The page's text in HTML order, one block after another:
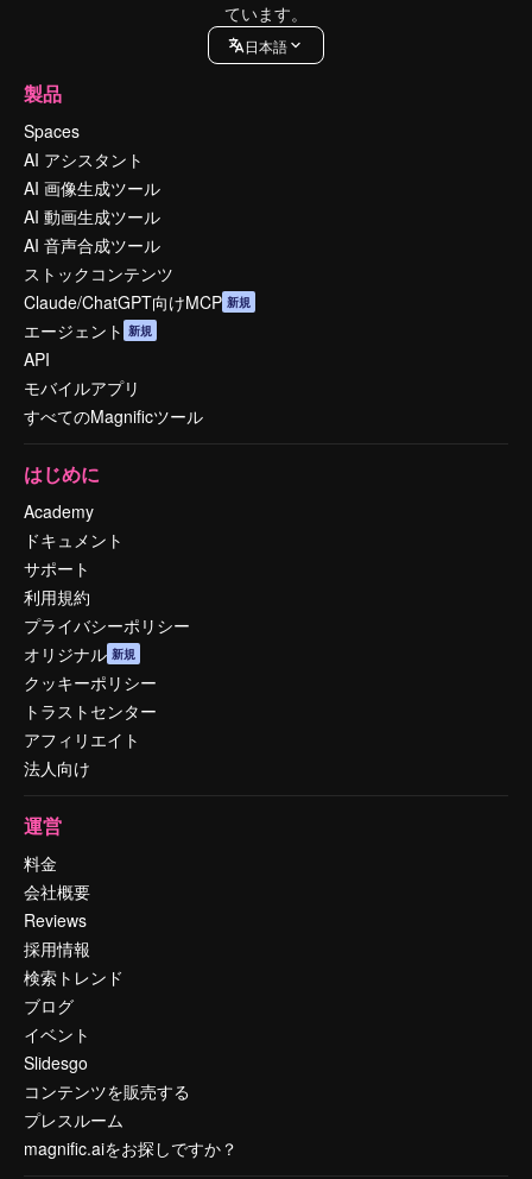
ています。
日本語
製品
Spaces
AI アシスタント
AI 画像生成ツール
AI 動画生成ツール
AI 音声合成ツール
ストックコンテンツ
Claude/ChatGPT向けMCP 新規
エージェント 新規
API
モバイルアプリ
すべてのMagnificツール
はじめに
Academy
ドキュメント
サポート
利用規約
プライバシーポリシー
オリジナル 新規
クッキーポリシー
トラストセンター
アフィリエイト
法人向け
運営
料金
会社概要
Reviews
採用情報
検索トレンド
ブログ
イベント
Slidesgo
コンテンツを販売する
プレスルーム
magnific.aiをお探しですか？